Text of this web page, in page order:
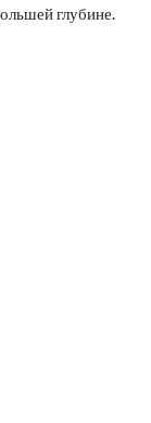
глубине.